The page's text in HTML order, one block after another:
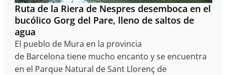
Ruta de la Riera de Nespres desemboca en el
bucólico Gorg del Pare, lleno de saltos de
agua
El pueblo de Mura en la provincia
de Barcelona tiene mucho encanto y se encuentra
en el Parque Natural de Sant Llorenç de